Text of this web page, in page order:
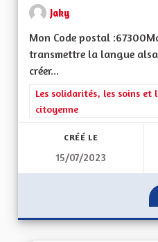
Jaky
Mon Code postal
transmettre la langue
créer...
Filtrer les résultats de la
Les solidarités, les soins
citoyenne
CRÉÉ LE
15/07/2023